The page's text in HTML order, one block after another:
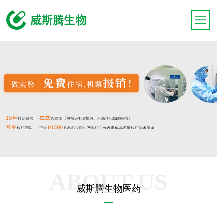
威斯腾生物医药
ABOUT US